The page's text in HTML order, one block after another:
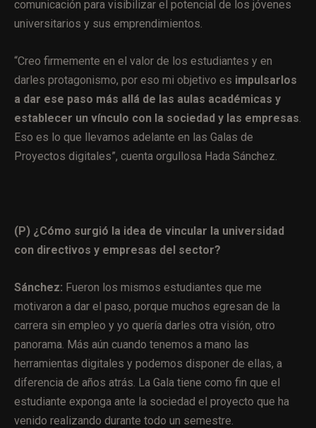
comunicación para visibilizar el potencial de los jóvenes
universitarios y sus emprendimientos.
“Creo firmemente en el valor de los estudiantes y en
darles protagonismo, por eso mi objetivo es impulsarlos
a dar ese paso más allá de las aulas académicas y
establecer un vínculo con la sociedad y las empresas
Eso es lo que llevamos adelante en las Galas de
Proyectos digitales”, cuenta orgullosa Hada Sánchez.
(P) ¿Cómo surgió la idea de vincular la universidad
con directivos y empresas del sector?
Sánchez: Fueron los mismos estudiantes que me
motivaron a dar el paso, porque muchos egresan de la
carrera sin empleo y yo quería darles otra visión, otro
panorama. Más aún cuando tenemos a mano las
herramientas digitales y podemos disponer de ellas, a
diferencia de años atrás. La Gala tiene como fin que el
estudiante exponga ante la sociedad el proyecto que ha
venido realizando durante todo un semestre.